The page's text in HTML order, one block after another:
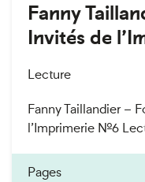
Fanny
Invités de
Lecture
Fanny Taillandier –
l’Imprimerie n°6
Pages